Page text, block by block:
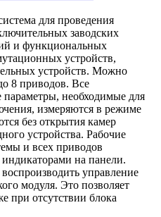
для проведения
заводских
и функциональных
устройств,
устройств. Можно
8 приводов. Все
параметры, необходимые для
измеряются в режиме
без открытия камер
устройства. Рабочие
и всех приводов
на панели.
управление
модуля. Это позволяет
при отсутствии блока